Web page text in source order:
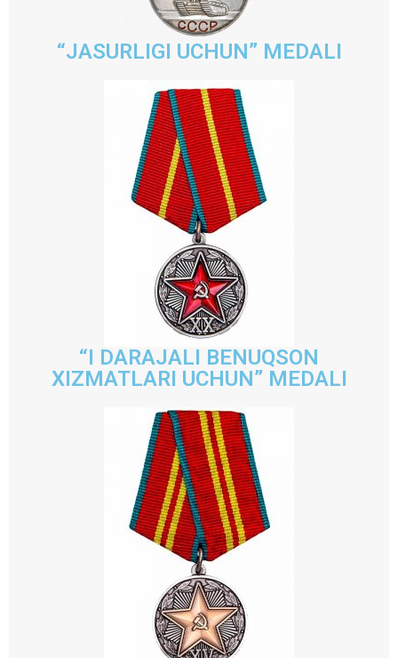
“JASURLIGI UCHUN” MEDALI
“I DARAJALI BENUQSON
XIZMATLARI UCHUN” MEDALI